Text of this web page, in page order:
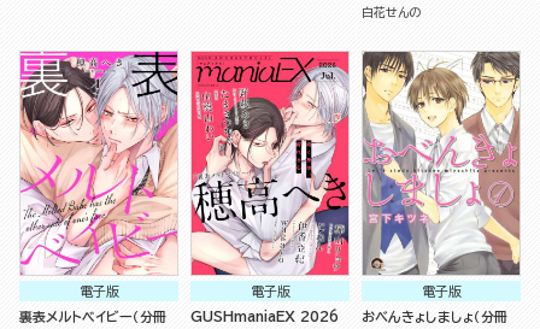
白花せんの
電子版
裏表メルトベイビー（分冊
電子版
GUSHmaniaEX 2026
電子版
おべんきょしましょ（分冊